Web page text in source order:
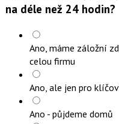
na déle než 24 hodin?
Ano, máme záložní
celou firmu
Ano, ale jen pro
Ano - půjdeme domů